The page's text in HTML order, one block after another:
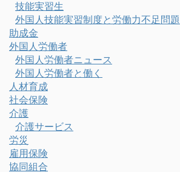
技能実習生
外国人技能実習制度と労働力不足問題
助成金
外国人労働者
外国人労働者ニュース
外国人労働者と働く
人材育成
社会保険
介護
介護サービス
労災
雇用保険
協同組合